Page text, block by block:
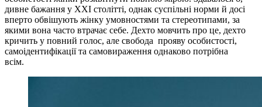
дивне бажання у XXI столітті, однак суспільні норми й досі
вперто обвішують жінку умовностями та стереотипами, за
якими вона часто втрачає себе. Дехто мовчить про це, дехто
кричить у повний голос, але свобода прояву особистості,
самоідентифікації та самовираження однаково потрібна
всім.